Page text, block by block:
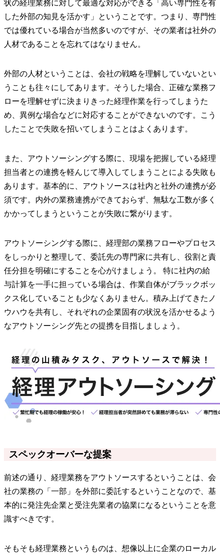
状の経理業務に対して最適な対応ができる「高い専門性を有
した外部の知見を活かす」ということです。つまり、専門性
では優れている場合が当然多いのですが、その業者は社外の
人材であることを忘れてはなりません。
外部の人材ということは、会社の戦略を理解していないとい
うことも往々にしてあります。そうした場合、正確な業務フ
ローを理解せずに決まりきった経理作業を行ってしまうた
め、異例な場合などに対応することができないのです。こう
したことで失敗を招いてしまうことはよくあります。
また、アウトソーシングする際に、現場を把握している経理
担当者との連携を軽んじて導入してしまうことによる失敗も
あります。基本的に、アウトソースは社内と社外の連携が必
須です。内外の業務連携ができておらず、無駄な工数が多く
かかってしまうということが失敗に繋がります。
アウトソーシングする際に、経理部の業務フローやプロセス
をしっかりと整理して、委託先の専門家に共有し、役割と責
任分担を明確にすることを心がけましょう。 特に社内の給
与計算を一手に担っている場合は、作業自体がブラックボッ
クス化していることも少なくありません。積み上げてきたノ
ウハウを共有し、それぞれの企業固有の状況を活かせるよう
なアウトソーシング先との提携を目指しましょう。
スペックオーバーな提案
前述の通り、経理業務をアウトソースするということは、会
社の業務の「一部」を外部に委託するということなので、基
本的に発注先企業と受注先業者の協業になるということを意
識すべきです。
そもそも経理業務というものは、想像以上に企業のローカル